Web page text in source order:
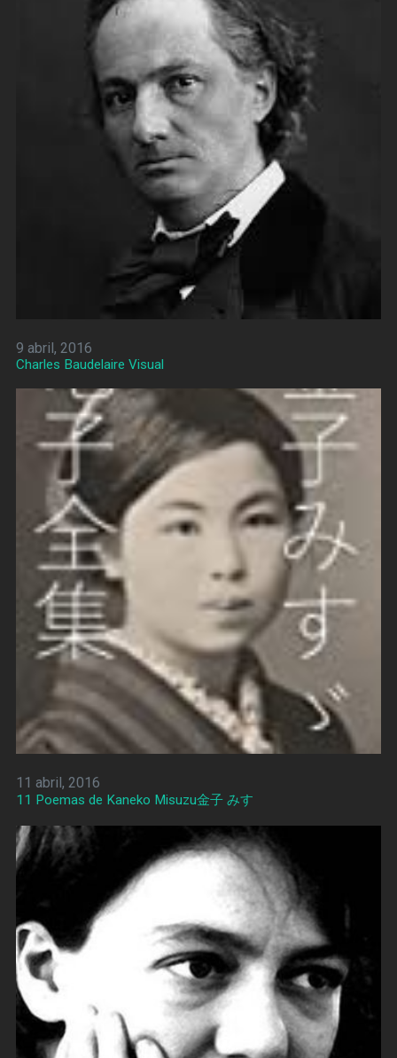
9 abril, 2016
Charles Baudelaire Visual
11 abril, 2016
11 Poemas de Kaneko Misuzu金子 みすゞ